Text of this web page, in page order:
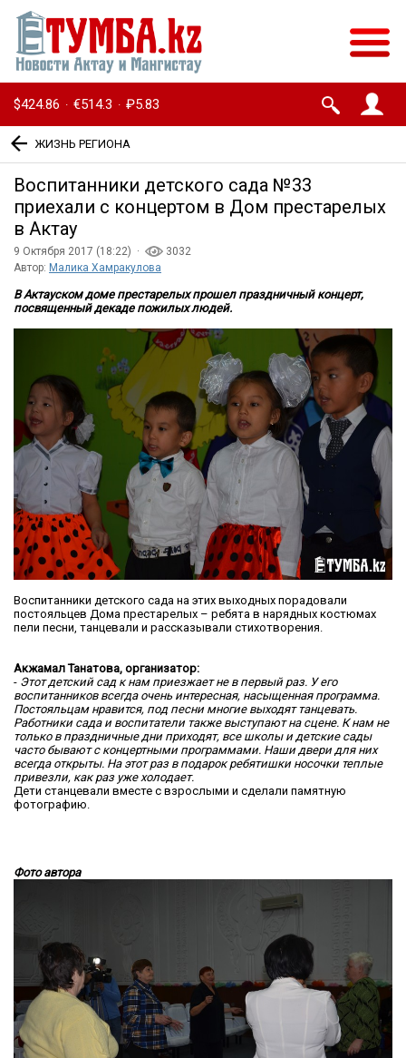
$424.86 · €514.3 · ₽5.83
ЖИЗНЬ РЕГИОНА
Воспитанники детского сада №33
приехали с концертом в Дом престарелых
в Актау
9 Октября 2017 (18:22) ·
3032
Автор: Малика Хамракулова
В Актауском доме престарелых прошел праздничный концерт,
посвященный декаде пожилых людей.
Воспитанники детского сада на этих выходных порадовали
постояльцев Дома престарелых – ребята в нарядных костюмах
пели песни, танцевали и рассказывали стихотворения.
Акжамал Танатова, организатор:
- Этот детский сад к нам приезжает не в первый раз. У его
воспитанников всегда очень интересная, насыщенная программа.
Постояльцам нравится, под песни многие выходят танцевать.
Работники сада и воспитатели также выступают на сцене. К нам не
только в праздничные дни приходят, все школы и детские сады
часто бывают с концертными программами. Наши двери для них
всегда открыты. На этот раз в подарок ребятишки носочки теплые
привезли, как раз уже холодает.
Дети станцевали вместе с взрослыми и сделали памятную
фотографию.
Фото автора